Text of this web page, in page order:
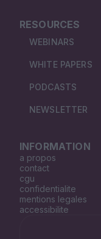
RESOURCES
WEBINARS
WHITE PAPERS
PODCASTS
NEWSLETTER
INFORMATION
a propos
contact
cgu
confidentialite
mentions legales
accessibilite